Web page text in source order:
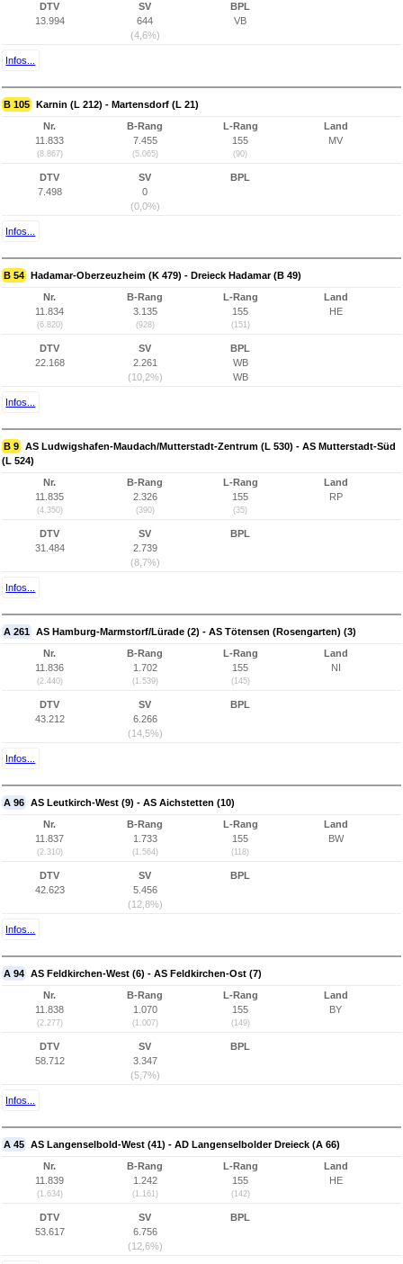
DTV
13.994
SV
644
(4,6%)
BPL
VB
Infos...
B 105 Karnin (L 212) - Martensdorf (L 21)
Nr.
11.833
(8.867)
B-Rang
7.455
(5.065)
L-Rang
155
(90)
Land
MV
DTV
7.498
SV
0
(0,0%)
BPL
Infos...
B 54 Hadamar-Oberzeuzheim (K 479) - Dreieck Hadamar (B 49)
Nr.
11.834
(6.820)
B-Rang
3.135
(928)
L-Rang
155
(151)
Land
HE
DTV
22.168
SV
2.261
(10,2%)
BPL
WB
WB
Infos...
B 9 AS Ludwigshafen-Maudach/Mutterstadt-Zentrum (L 530) - AS Mutterstadt-Süd
(L 524)
Nr.
11.835
(4.350)
B-Rang
2.326
(390)
L-Rang
155
(35)
Land
RP
DTV
31.484
SV
2.739
(8,7%)
BPL
Infos...
A 261 AS Hamburg-Marmstorf/Lürade (2) - AS Tötensen (Rosengarten) (3)
Nr.
11.836
(2.440)
B-Rang
1.702
(1.539)
L-Rang
155
(145)
Land
NI
DTV
43.212
SV
6.266
(14,5%)
BPL
Infos...
A 96 AS Leutkirch-West (9) - AS Aichstetten (10)
Nr.
11.837
(2.310)
B-Rang
1.733
(1.564)
L-Rang
155
(118)
Land
BW
DTV
42.623
SV
5.456
(12,8%)
BPL
Infos...
A 94 AS Feldkirchen-West (6) - AS Feldkirchen-Ost (7)
Nr.
11.838
(2.277)
B-Rang
1.070
(1.007)
L-Rang
155
(149)
Land
BY
DTV
58.712
SV
3.347
(5,7%)
BPL
Infos...
A 45 AS Langenselbold-West (41) - AD Langenselbolder Dreieck (A 66)
Nr.
11.839
(1.634)
B-Rang
1.242
(1.161)
L-Rang
155
(142)
Land
HE
DTV
53.617
SV
6.756
(12,6%)
BPL